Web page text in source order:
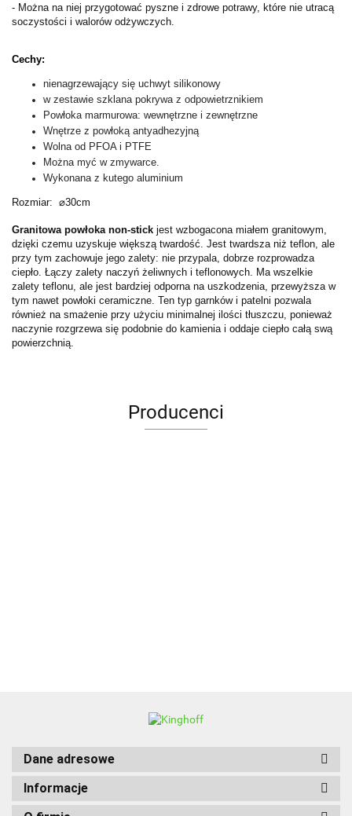
- Można na niej przygotować pyszne i zdrowe potrawy, które nie utracą
soczystości i walorów odżywczych.
Cechy:
nienagrzewający się uchwyt silikonowy
w zestawie szklana pokrywa z odpowietrznikiem
Powłoka marmurowa: wewnętrzne i zewnętrzne
Wnętrze z powłoką antyadhezyjną
Wolna od PFOA i PTFE
Można myć w zmywarce.
Wykonana z kutego aluminium
Rozmiar: ⌀30cm
Granitowa powłoka non-stick jest wzbogacona miałem granitowym,
dzięki czemu uzyskuje większą twardość. Jest twardsza niż teflon, ale
przy tym zachowuje jego zalety: nie przypala, dobrze rozprowadza
ciepło. Łączy zalety naczyń żeliwnych i teflonowych. Ma wszelkie
zalety teflonu, ale jest bardziej odporna na uszkodzenia, przewyższa w
tym nawet powłoki ceramiczne. Ten typ garnków i patelni pozwala
również na smażenie przy użyciu minimalnej ilości tłuszczu, ponieważ
naczynie rozgrzewa się podobnie do kamienia i oddaje ciepło całą swą
powierzchnią.
Producenci
Dane adresowe
Informacje